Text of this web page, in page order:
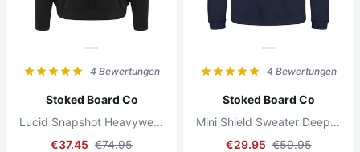
4 Bewertungen
Stoked Board Co
Lucid Snapshot Heavyweight Sweater Jet Black
€37.45 €74.95
4 Bewertungen
Stoked Board Co
Mini Shield Sweater Deep Oxford Navy
€29.95 €59.95